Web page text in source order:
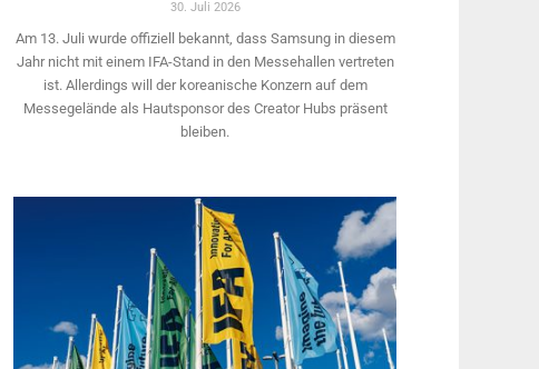
30. Juli 2026
Am 13. Juli wurde offiziell bekannt, dass Samsung in diesem
Jahr nicht mit einem IFA-Stand in den Messehallen vertreten
ist. Allerdings will ­der koreanische Konzern auf dem
Messegelände als Hautsponsor des Creator Hubs präsent
bleiben.